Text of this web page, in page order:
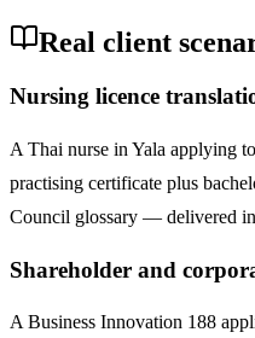
Real client
Nursing licence
A Thai nurse in Yala applying
practising certificate plus
Council glossary — delivered in
Shareholder and
A Business Innovation 188